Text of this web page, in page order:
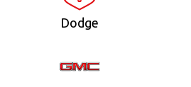
Dodge